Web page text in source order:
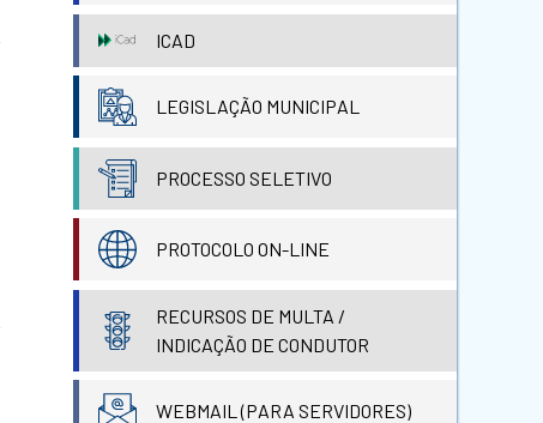
ICAD
LEGISLAÇÃO MUNICIPAL
PROCESSO SELETIVO
PROTOCOLO ON-LINE
RECURSOS DE MULTA /
INDICAÇÃO DE CONDUTOR
WEBMAIL (PARA SERVIDORES)